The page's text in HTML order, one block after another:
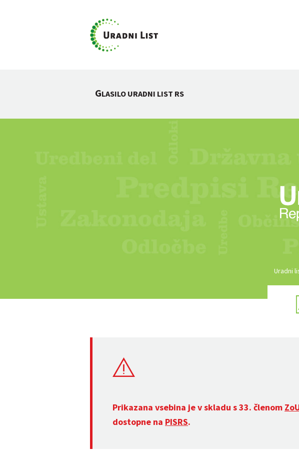
GLASILO URADNI LIST RS
Uradni
Prikazana vsebina je v skladu s 33. členom
dostopne na PISRS.